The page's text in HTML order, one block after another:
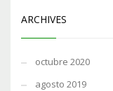
ARCHIVES
octubre 2020
agosto 2019